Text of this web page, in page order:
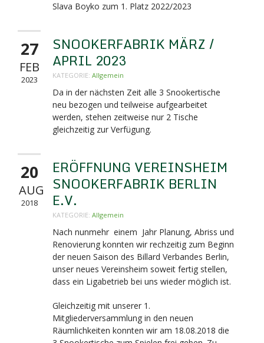
Slava Boyko zum 1. Platz 2022/2023
27
FEB
2023
SNOOKERFABRIK MÄRZ /
APRIL 2023
KATEGORIE: Allgemein
Da in der nächsten Zeit alle 3 Snookertische
neu bezogen und teilweise aufgearbeitet
werden, stehen zeitweise nur 2 Tische
gleichzeitig zur Verfügung.
20
AUG
2018
ERÖFFNUNG VEREINSHEIM
SNOOKERFABRIK BERLIN
E.V.
KATEGORIE: Allgemein
Nach nunmehr einem Jahr Planung, Abriss und
Renovierung konnten wir rechzeitig zum Beginn
der neuen Saison des Billard Verbandes Berlin,
unser neues Vereinsheim soweit fertig stellen,
dass ein Ligabetrieb bei uns wieder möglich ist.
Gleichzeitig mit unserer 1.
Mitgliederversammlung in den neuen
Räumlichkeiten konnten wir am 18.08.2018 die